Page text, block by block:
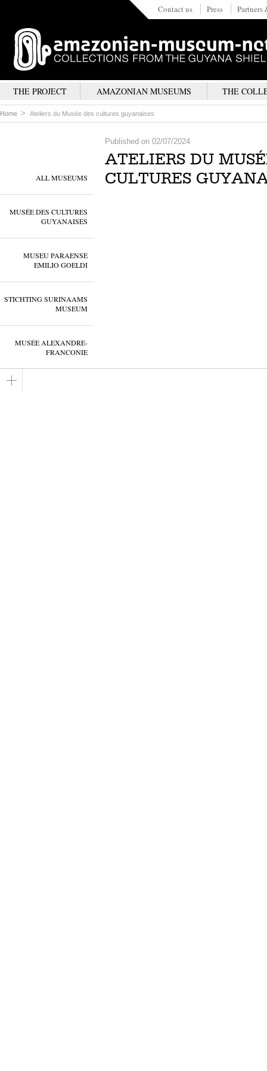
Contact us Press
THE PROJECT AMAZONIAN MUSEUMS THE
Home Ateliers du Musée des cultures guyanaises
ALL MUSEUMS
MUSÉE DES CULTURES
GUYANAISES
MUSEU PARAENSE
EMILIO GOELDI
STICHTING SURINAAMS
MUSEUM
MUSÉE ALEXANDRE-
FRANCONIE
Published on 02/07/2024
ATELIERS DU
CULTURES